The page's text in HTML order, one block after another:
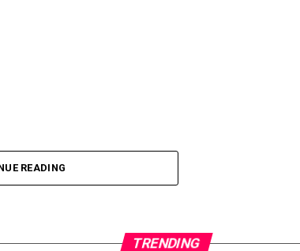
READING
TRENDING